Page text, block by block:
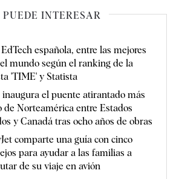
PUEDE INTERESAR
española, entre las mejores
mundo según el ranking de la
'TIME' y Statista
inaugura el puente atirantado más
de Norteamérica entre Estados
y Canadá tras ocho años de obras
comparte una guía con cinco
para ayudar a las familias a
de su viaje en avión